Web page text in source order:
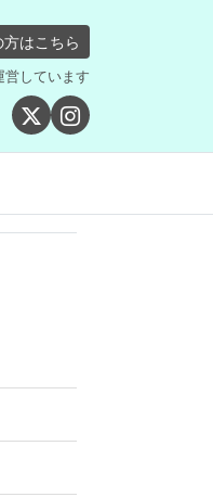
はこちら
しています